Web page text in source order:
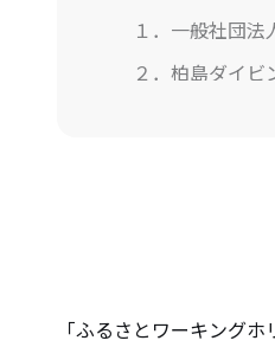
１．一般社団法
２．柏島ダイビ
「ふるさとワーキング